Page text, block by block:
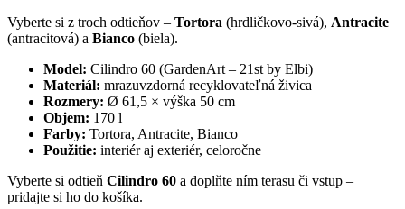
Vyberte si z troch odtieňov – Tortora (hrdličkovo-sivá), Antracite
(antracitová) a Bianco (biela).
Model: Cilindro 60 (GardenArt – 21st by Elbi)
Materiál: mrazuvzdorná recyklovateľná živica
Rozmery: Ø 61,5 × výška 50 cm
Objem: 170 l
Farby: Tortora, Antracite, Bianco
Použitie: interiér aj exteriér, celoročne
Vyberte si odtieň Cilindro 60 a doplňte ním terasu či vstup –
pridajte si ho do košíka.